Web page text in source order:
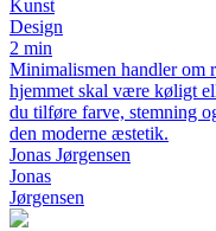
Kunst
Design
2 min
Minimalismen handler om
hjemmet skal være køligt
du tilføre farve, stemning
den moderne æstetik.
Jonas Jørgensen
Jonas
Jørgensen